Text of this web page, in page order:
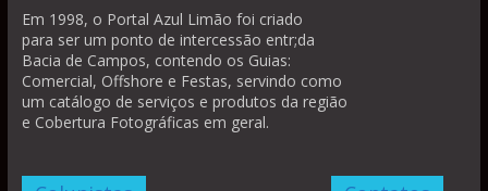
Em 1998, o Portal Azul Limão foi criado
para ser um ponto de intercessão entr;da
Bacia de Campos, contendo os Guias:
Comercial, Offshore e Festas, servindo como
um catálogo de serviços e produtos da região
e Cobertura Fotográficas em geral.